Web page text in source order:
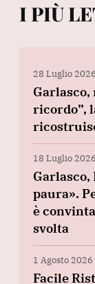
I PIÙ
28 Luglio 2026
ricordo”,
18 Luglio 2026
Garlasco,
paura».
è
svolta
1 Agosto 2026
Facile